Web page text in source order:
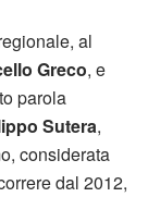
al
Greco, e
parola
Sutera,
considerata
dal 2012,